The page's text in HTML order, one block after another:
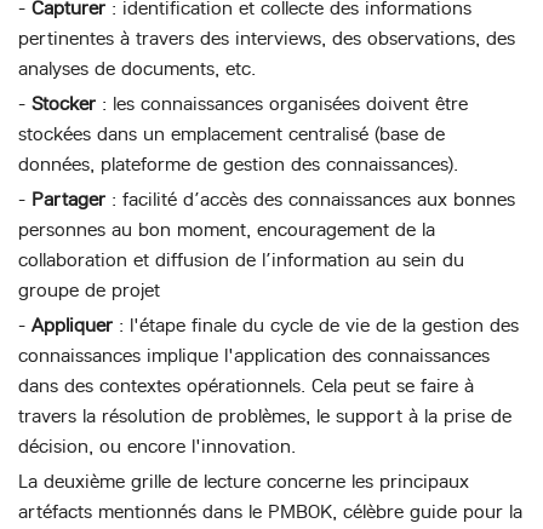
- Capturer : identification et collecte des informations
pertinentes à travers des interviews, des observations, des
analyses de documents, etc.
- Stocker : les connaissances organisées doivent être
stockées dans un emplacement centralisé (base de
données, plateforme de gestion des connaissances).
- Partager : facilité d’accès des connaissances aux bonnes
personnes au bon moment, encouragement de la
collaboration et diffusion de l’information au sein du
groupe de projet
- Appliquer : l'étape finale du cycle de vie de la gestion des
connaissances implique l'application des connaissances
dans des contextes opérationnels. Cela peut se faire à
travers la résolution de problèmes, le support à la prise de
décision, ou encore l'innovation.
La deuxième grille de lecture concerne les principaux
artéfacts mentionnés dans le PMBOK, célèbre guide pour la